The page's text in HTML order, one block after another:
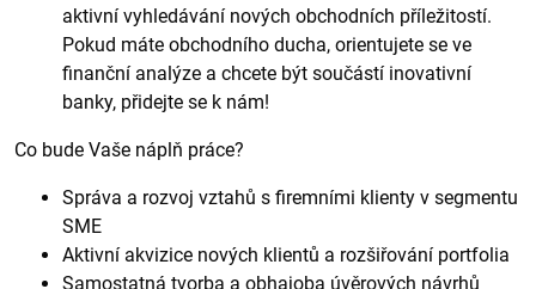
aktivní vyhledávání nových obchodních příležitostí.
Pokud máte obchodního ducha, orientujete se ve
finanční analýze a chcete být součástí inovativní
banky, přidejte se k nám!
Co bude Vaše náplň práce?
Správa a rozvoj vztahů s firemními klienty v segmentu
SME
Aktivní akvizice nových klientů a rozšiřování portfolia
Samostatná tvorba a obhajoba úvěrových návrhů